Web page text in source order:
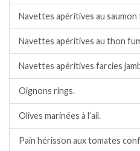
Navettes apéritives au
Navettes apéritives au thon
Navettes apéritives farcies
Oignons rings.
Olives marinées à l’ail.
Pain hérisson aux tomates